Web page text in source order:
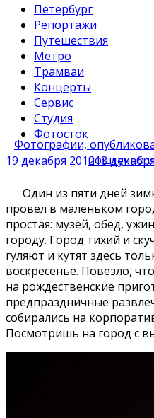
Петербург
Репортажи
Путешествия
Метро
Трамваи
Концерты
Сервис
Студия
Фотосток
19 декабря 201218
Фотографии,
поштучно
Один из пяти дней
провел в маленьком
простая: музей, обед,
городу. Город тихий и
гуляют и кутят здесь
воскресенье. Повезло,
на рождественские
предпраздничные
собирались на
Посмотришь на город с